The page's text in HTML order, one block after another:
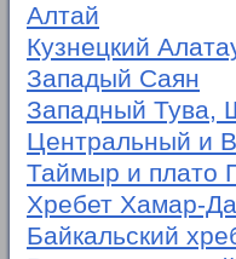
Алтай
Кузнецкий
Западый Саян
Западный Тува,
Центральный и
Таймыр и плато
Хребет Хамар-
Байкальский